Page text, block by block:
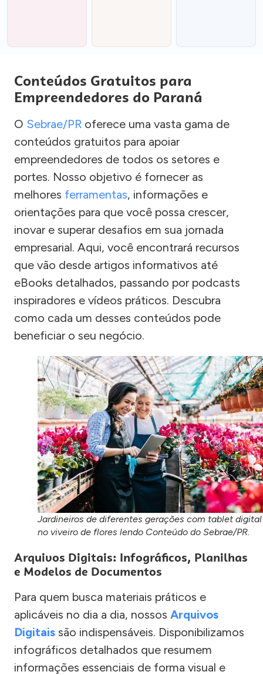
Conteúdos Gratuitos para
Empreendedores do Paraná
O Sebrae/PR oferece uma vasta gama de
conteúdos gratuitos para apoiar
empreendedores de todos os setores e
portes. Nosso objetivo é fornecer as
melhores ferramentas, informações e
orientações para que você possa crescer,
inovar e superar desafios em sua jornada
empresarial. Aqui, você encontrará recursos
que vão desde artigos informativos até
eBooks detalhados, passando por podcasts
inspiradores e vídeos práticos. Descubra
como cada um desses conteúdos pode
beneficiar o seu negócio.
Jardineiros de diferentes gerações com tablet digital
no viveiro de flores lendo Conteúdo do Sebrae/PR.
Arquivos Digitais: Infográficos, Planilhas
e Modelos de Documentos
Para quem busca materiais práticos e
aplicáveis no dia a dia, nossos Arquivos
Digitais são indispensáveis. Disponibilizamos
infográficos detalhados que resumem
informações essenciais de forma visual e